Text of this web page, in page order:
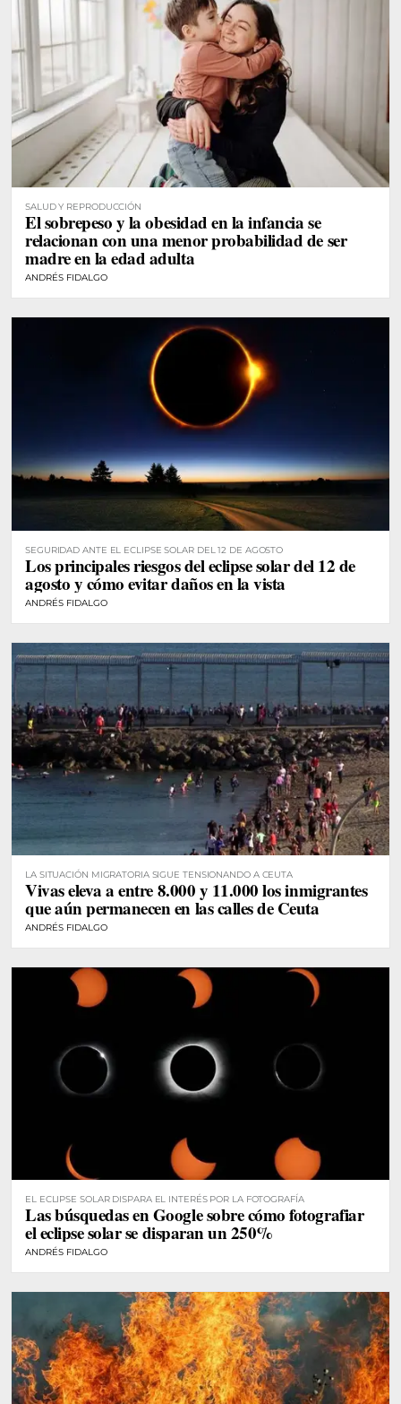
SALUD Y REPRODUCCIÓN
El sobrepeso y la obesidad en la infancia se
relacionan con una menor probabilidad de ser
madre en la edad adulta
ANDRÉS FIDALGO
SEGURIDAD ANTE EL ECLIPSE SOLAR DEL 12 DE AGOSTO
Los principales riesgos del eclipse solar del 12 de
agosto y cómo evitar daños en la vista
ANDRÉS FIDALGO
LA SITUACIÓN MIGRATORIA SIGUE TENSIONANDO A CEUTA
Vivas eleva a entre 8.000 y 11.000 los inmigrantes
que aún permanecen en las calles de Ceuta
ANDRÉS FIDALGO
EL ECLIPSE SOLAR DISPARA EL INTERÉS POR LA FOTOGRAFÍA
Las búsquedas en Google sobre cómo fotografiar
el eclipse solar se disparan un 250%
ANDRÉS FIDALGO